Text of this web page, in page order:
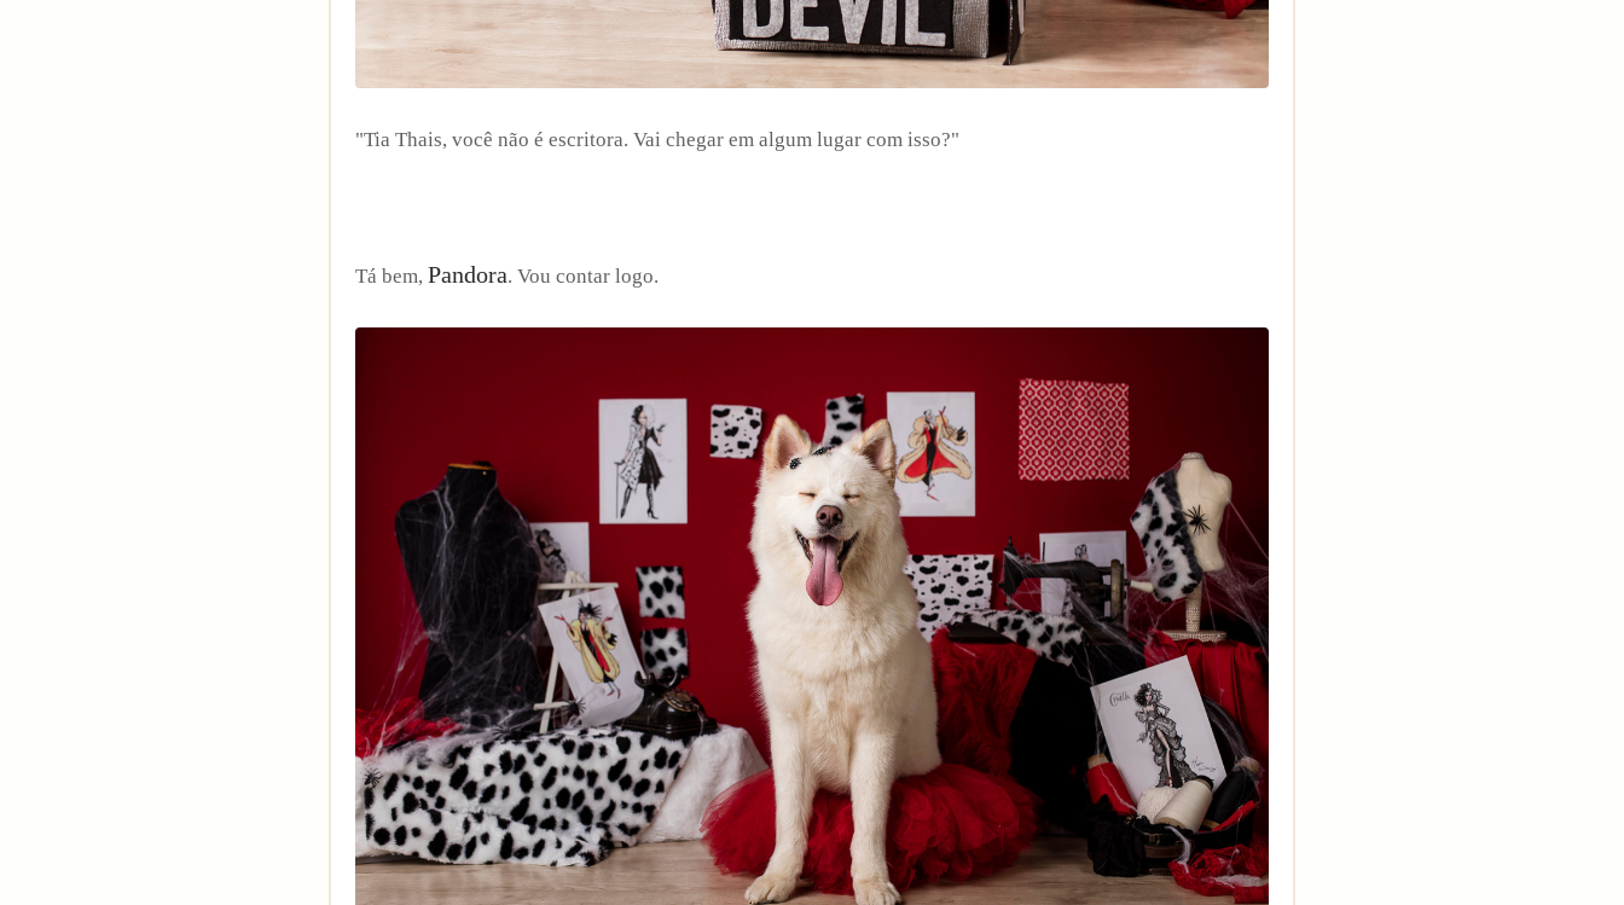
"Tia Thais, você não é escritora. Vai chegar em algum lugar com isso?"
Tá bem, Pandora. Vou contar logo.